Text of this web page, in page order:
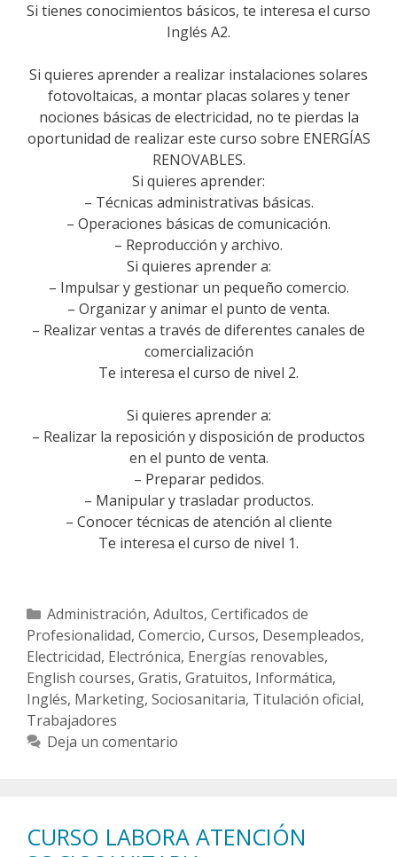
Si tienes conocimientos básicos, te interesa el curso
Inglés A2.
Si quieres aprender a realizar instalaciones solares
fotovoltaicas, a montar placas solares y tener
nociones básicas de electricidad, no te pierdas la
oportunidad de realizar este curso sobre ENERGÍAS
RENOVABLES.
Si quieres aprender:
– Técnicas administrativas básicas.
– Operaciones básicas de comunicación.
– Reproducción y archivo.
Si quieres aprender a:
– Impulsar y gestionar un pequeño comercio.
– Organizar y animar el punto de venta.
– Realizar ventas a través de diferentes canales de
comercialización
Te interesa el curso de nivel 2.
Si quieres aprender a:
– Realizar la reposición y disposición de productos
en el punto de venta.
– Preparar pedidos.
– Manipular y trasladar productos.
– Conocer técnicas de atención al cliente
Te interesa el curso de nivel 1.
Categorías
Administración, Adultos, Certificados de
Profesionalidad, Comercio, Cursos, Desempleados,
Electricidad, Electrónica, Energías renovables,
English courses, Gratis, Gratuitos, Informática,
Inglés, Marketing, Sociosanitaria, Titulación oficial,
Trabajadores
Deja un comentario
CURSO LABORA ATENCIÓN